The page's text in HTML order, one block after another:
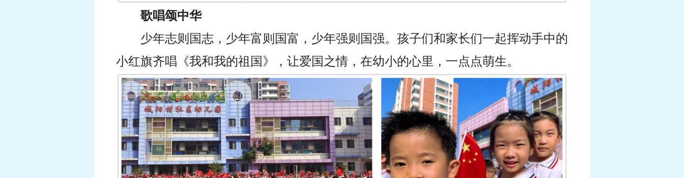
歌唱颂中华
少年志则国志，少年富则国富，少年强则国强。孩子们和家长们一起挥动手中的
小红旗齐唱《我和我的祖国》，让爱国之情，在幼小的心里，一点点萌生。